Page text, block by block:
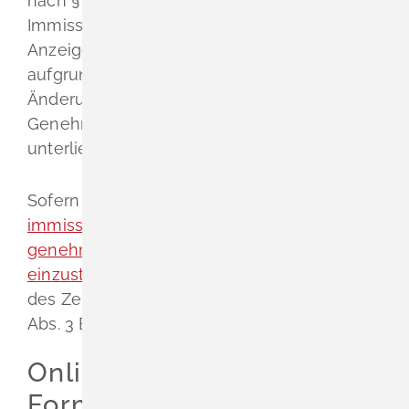
Immissionsschutzgesetzes (BImSchG) einer
Anzeigepflicht, sofern die Änderungen nicht
aufgrund ihres Umfangs als wesentliche
Änderung anzusehen ist und damit einer
Genehmigungspflicht nach § 16 BImSchG
unterliegen.
Sofern beabsichtigt ist, den
immissionsschutzrechtlich
genehmigungsbedürftigen Anlage
einzustellen
des Zeitpunktes der Einstellung nach § 15
Abs. 3 BImSchG angezeigt werden.
Onlineantrag und